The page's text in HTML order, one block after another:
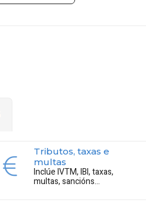
Tributos, taxas e
multas
Inclúe IVTM, IBI, taxas,
multas, sancións...